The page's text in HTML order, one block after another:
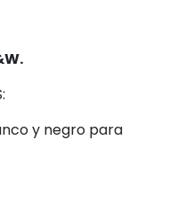
y negro para